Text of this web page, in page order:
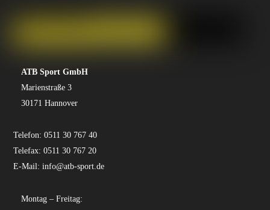
ATB Sport GmbH
Marienstraße 3
30171 Hannover
Telefon:0511 30 767 40
Telefax:0511 30 767 20
E-Mail:info@atb-sport.de
Montag – Freitag: